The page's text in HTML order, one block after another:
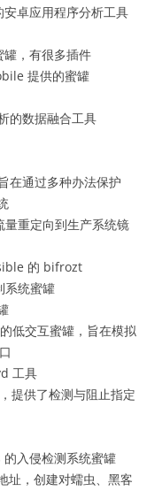
卓应用程序分析工具
，有很多插件
提供的蜜罐
的数据融合工具
在通过多种办法保护
重定向到生产系统镜
的 bifrozt
系统蜜罐
低交互蜜罐，旨在模拟
工具
提供了检测与阻止指定
入侵检测系统蜜罐
址，创建对蠕虫、黑客